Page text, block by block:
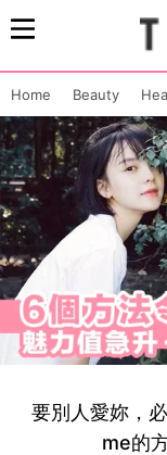
Home Beauty
要別人愛妳，
me的